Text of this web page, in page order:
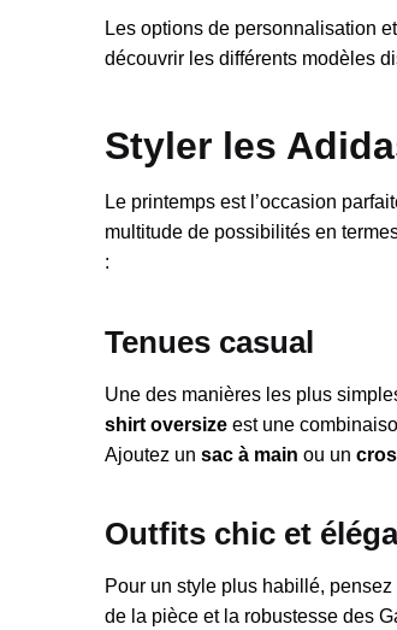
Les options de personnalisation
découvrir les différents modèles
Styler les
Le printemps est l’occasion
multitude de possibilités en
:
Tenues casual
Une des manières les plus
shirt oversize est une
Ajoutez un sac à main ou un
Outfits chic et
Pour un style plus habillé,
de la pièce et la robustesse des